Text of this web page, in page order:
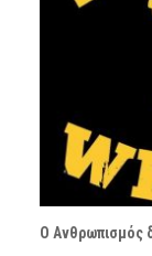
Ο Ανθρωπισμός